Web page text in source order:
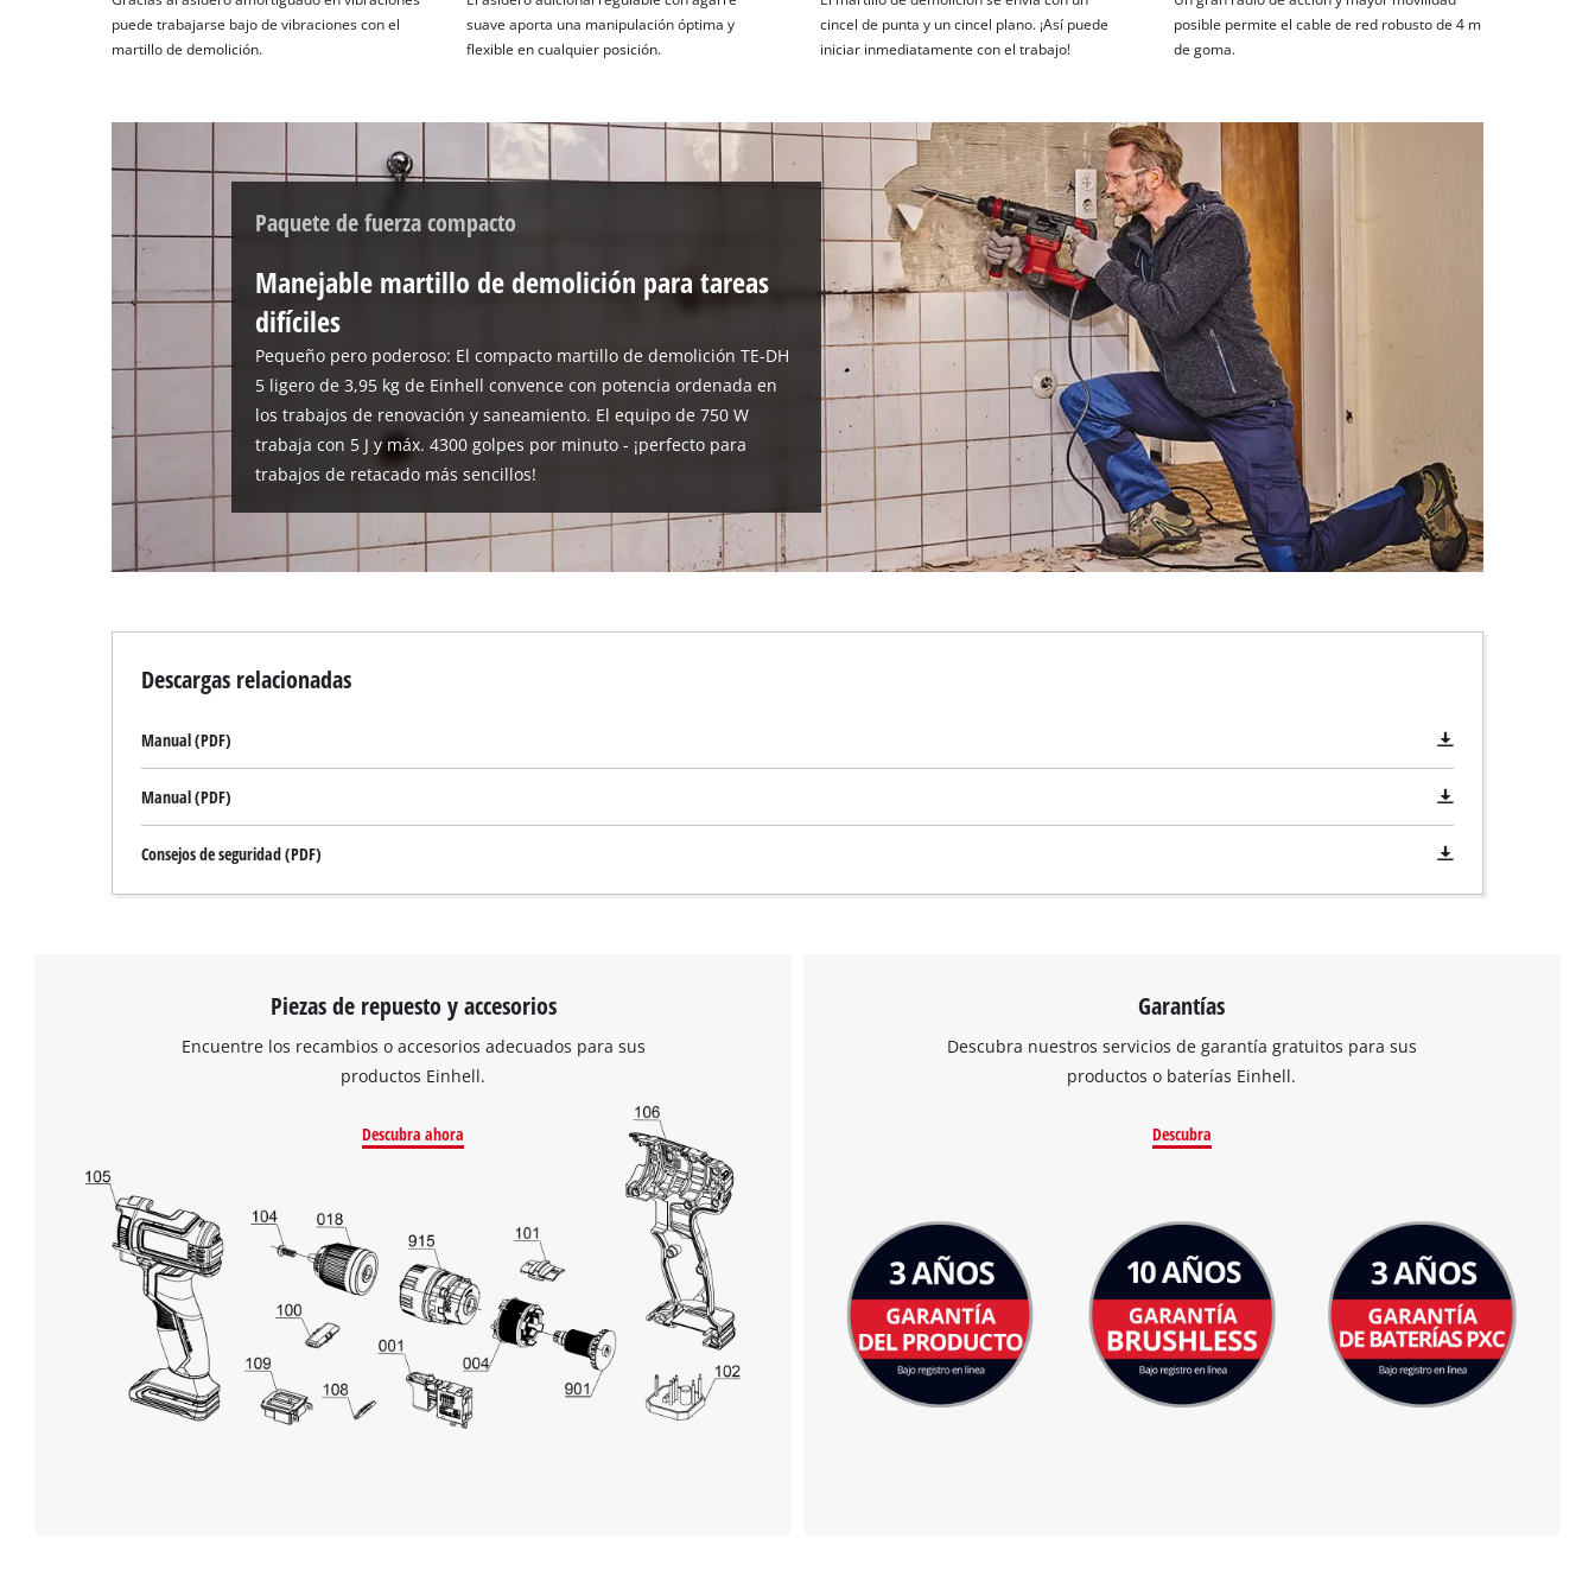
visitor. The website owner needs to setup
the site with their CMP to add this content
to the list of technologies used.
Management Platform
puede trabajarse bajo de vibraciones con el
martillo de demolición.
suave aporta una manipulación óptima y
flexible en cualquier posición.
cincel de punta y un cincel plano. ¡Así puede
iniciar inmediatamente con el trabajo!
posible permite el cable de red robusto de 4 m
de goma.
Paquete de fuerza compacto
Manejable martillo de demolición para tareas
difíciles
Pequeño pero poderoso: El compacto martillo de demolición TE-DH
5 ligero de 3,95 kg de Einhell convence con potencia ordenada en
los trabajos de renovación y saneamiento. El equipo de 750 W
trabaja con 5 J y máx. 4300 golpes por minuto - ¡perfecto para
trabajos de retacado más sencillos!
Descargas relacionadas
Manual (PDF)
Manual (PDF)
Consejos de seguridad (PDF)
Piezas de repuesto y accesorios
Encuentre los recambios o accesorios adecuados para sus
productos Einhell.
Descubra ahora
Garantías
Descubra nuestros servicios de garantía gratuitos para sus
productos o baterías Einhell.
Descubra